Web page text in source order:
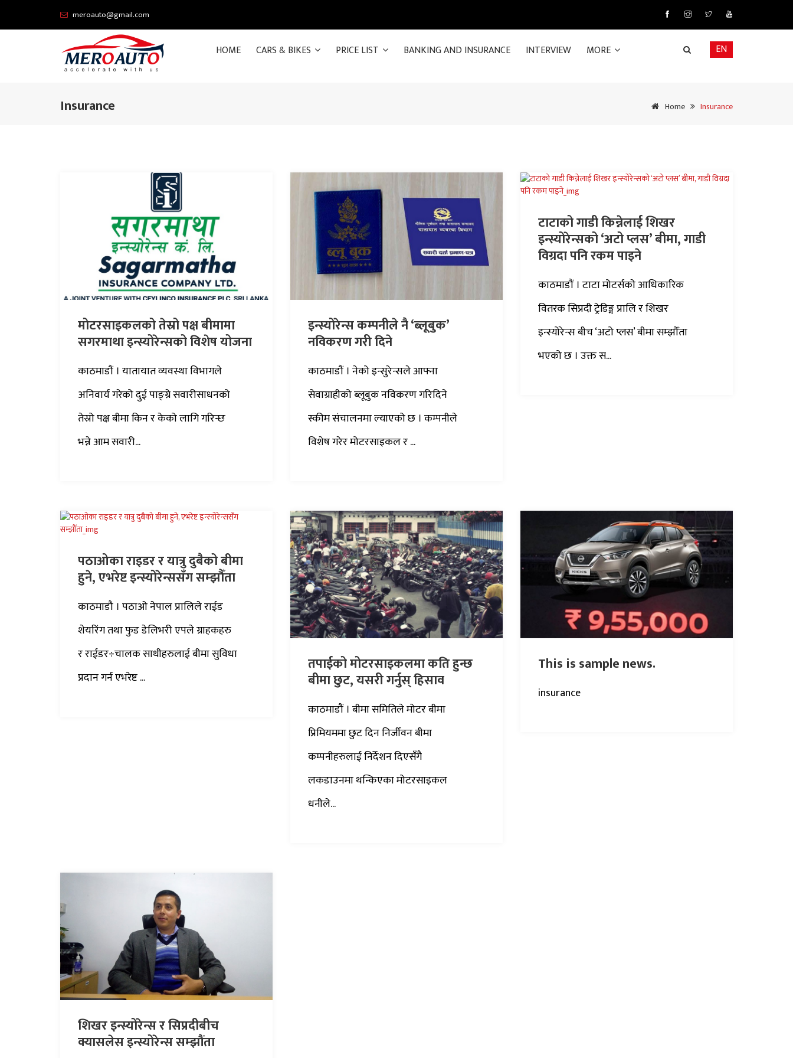
meroauto@gmail.com
HOME CARS & BIKES PRICE LIST BANKING AND INSURANCE INTERVIEW MORE EN
Insurance Home Insurance
मोटरसाइकलको तेस्रो पक्ष बीमामा
सगरमाथा इन्स्योरेन्सको विशेष योजना
काठमाडौं । यातायात व्यवस्था विभागले
अनिवार्य गरेको दुई पाङ्ग्रे सवारीसाधनको
तेस्रो पक्ष बीमा किन र केको लागि गरिन्छ
भन्ने आम सवारी...
इन्स्योरेन्स कम्पनीले नै ‘ब्लूबुक’
नविकरण गरी दिने
काठमाडौं । नेको इन्सुरेन्सले आफ्ना
सेवाग्राहीको ब्लूबुक नविकरण गरिदिने
स्कीम संचालनमा ल्याएको छ । कम्पनीले
विशेष गरेर मोटरसाइकल र ...
टाटाको गाडी किन्नेलाई शिखर
इन्स्योरेन्सको ‘अटो प्लस’ बीमा, गाडी
विग्रदा पनि रकम पाइने
काठमाडौं । टाटा मोटर्सकाे आधिकारिक
वितरक सिप्रदी ट्रेडिङ्ग प्रालि र शिखर
इन्स्योरेन्स बीच ‘अटो प्लस’ बीमा सम्झौँता
भएको छ । उक्त स...
पठाओका राइडर र यात्रु दुबैको बीमा
हुने, एभरेष्ट इन्स्योरेन्ससँग सम्झौँता
काठमाडौ । पठाओ नेपाल प्रालिले राईड
शेयरिंग तथा फुड डेलिभरी एपले ग्राहकहरु
र राईडर÷चालक साथीहरुलाई बीमा सुविधा
प्रदान गर्न एभरेष्ट ...
तपाईको मोटरसाइकलमा कति हुन्छ
बीमा छुट, यसरी गर्नुस् हिसाव
काठमाडौं । बीमा समितिले मोटर बीमा
प्रिमियममा छुट दिन निर्जीवन बीमा
कम्पनीहरुलाई निर्देशन दिएसँगै
लकडाउनमा थन्किएका मोटरसाइकल
धनीले...
This is sample news.
insurance
शिखर इन्स्योरेन्स र सिप्रदीबीच
क्यासलेस इन्स्योरेन्स सम्झौंता